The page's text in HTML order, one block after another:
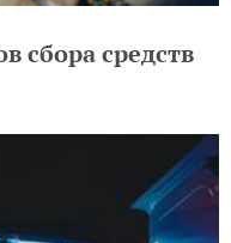
сбора средств